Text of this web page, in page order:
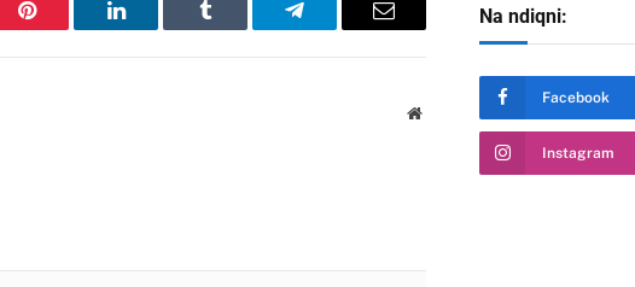
Pinterest LinkedIn Tumblr Telegram Email
Website
Na ndiqni:
Facebook
Instagram